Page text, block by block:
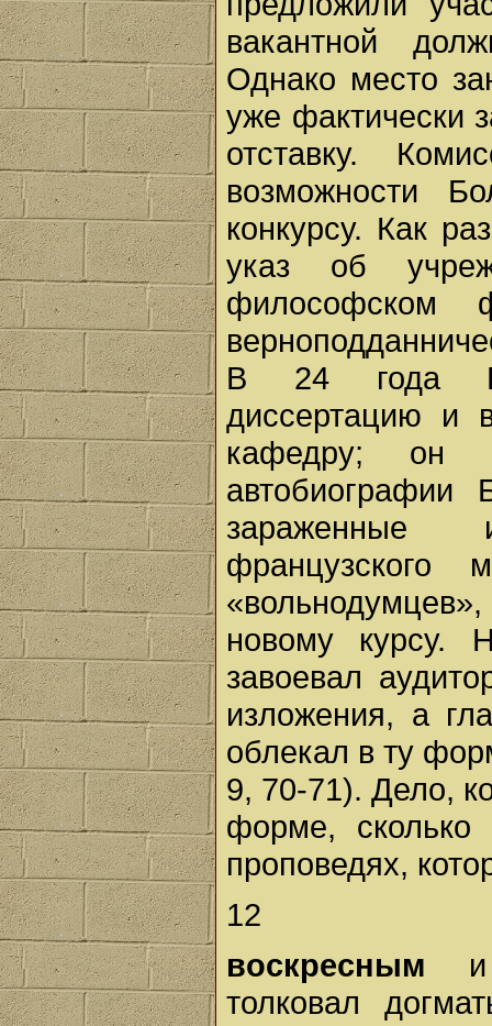
вакантной
Однако место
уже фактически
отставку.
возможности
конкурсу. Как
указ об
философском
В 24 года
диссертацию и
кафедру; он
автобиографии
зараженные
французского
новому курсу.
завоевал
изложения, а
облекал в ту
9, 70-71). Дело,
форме,
проповедях,
12
воскресным и
толковал